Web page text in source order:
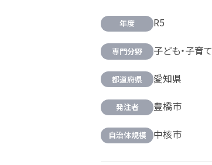
年度 R5
専門分野 子ども・子育て
都道府県 愛知県
発注者 豊橋市
自治体規模 中核市